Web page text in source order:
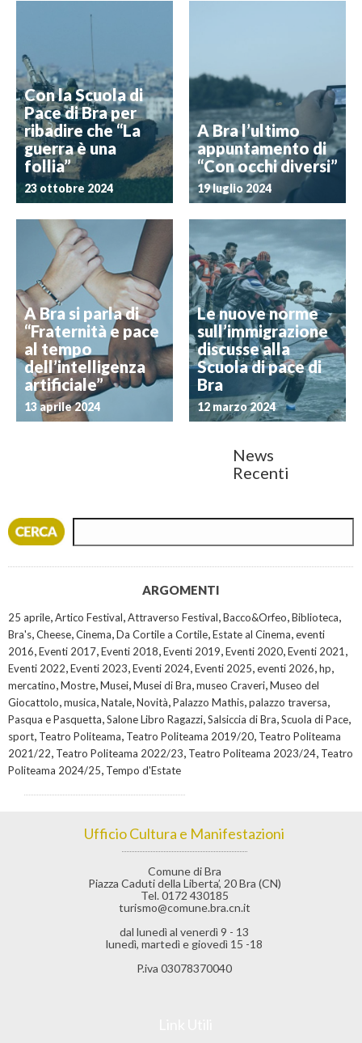
Con la Scuola di
Pace di Bra per
ribadire che “La
guerra è una
follia”
23 ottobre 2024
A Bra l’ultimo
appuntamento di
“Con occhi diversi”
19 luglio 2024
A Bra si parla di
“Fraternità e pace
al tempo
dell’intelligenza
artificiale”
13 aprile 2024
Le nuove norme
sull’immigrazione
discusse alla
Scuola di pace di
Bra
12 marzo 2024
News
Recenti
ARGOMENTI
25 aprile,Artico Festival,Attraverso Festival,Bacco&Orfeo,Biblioteca,
Bra's,Cheese,Cinema,Da Cortile a Cortile,Estate al Cinema,eventi
2016,Eventi 2017,Eventi 2018,Eventi 2019,Eventi 2020,Eventi 2021 ,
Eventi 2022,Eventi 2023,Eventi 2024,Eventi 2025,eventi 2026,hp,
mercatino,Mostre,Musei,Musei di Bra,museo Craveri,Museo del
Giocattolo,musica,Natale,Novità,Palazzo Mathis,palazzo traversa,
Pasqua e Pasquetta,Salone Libro Ragazzi,Salsiccia di Bra,Scuola di Pace,
sport, Teatro Politeama, Teatro Politeama 2019/20, Teatro Politeama
2021/22, Teatro Politeama 2022/23, Teatro Politeama 2023/24, Teatro
Politeama 2024/25, Tempo d'Estate
Ufficio Cultura e Manifestazioni
Comune di Bra
Piazza Caduti della Liberta’, 20 Bra (CN)
Tel. 0172 430185
turismo@comune.bra.cn.it
dal lunedì al venerdì 9 - 13
lunedì, martedì e giovedì 15 -18
P.iva 03078370040